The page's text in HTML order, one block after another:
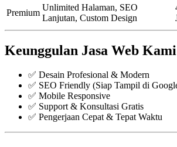
Premium
Unlimited Halaman, SEO
Lanjutan, Custom Design
Keunggulan Jasa Web Kami
✅ Desain Profesional & Modern
✅ SEO Friendly (Siap Tampil di
✅ Mobile Responsive
✅ Support & Konsultasi Gratis
✅ Pengerjaan Cepat & Tepat Waktu